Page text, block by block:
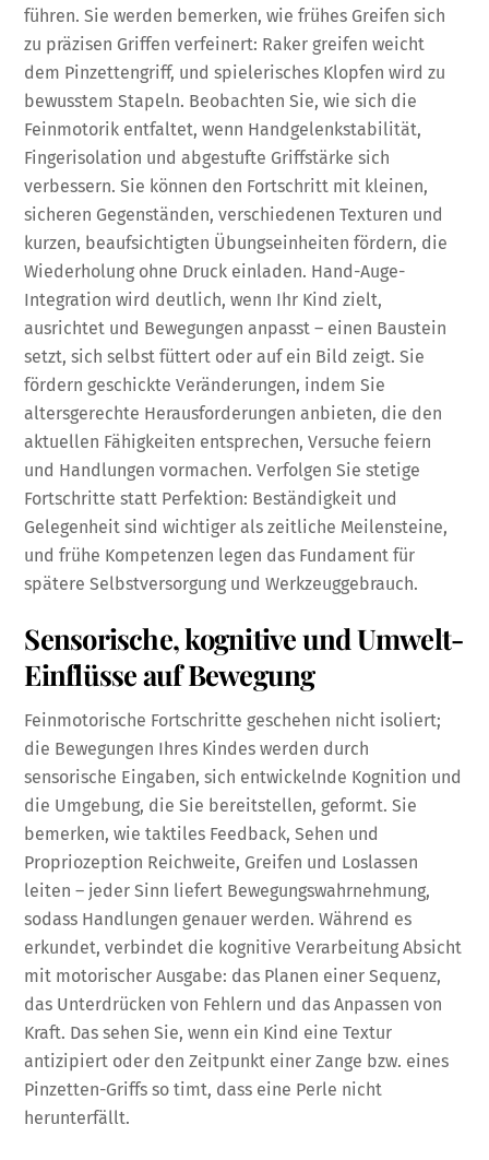
führen. Sie werden bemerken, wie frühes Greifen sich
zu präzisen Griffen verfeinert: Raker greifen weicht
dem Pinzettengriff, und spielerisches Klopfen wird zu
bewusstem Stapeln. Beobachten Sie, wie sich die
Feinmotorik entfaltet, wenn Handgelenkstabilität,
Fingerisolation und abgestufte Griffstärke sich
verbessern. Sie können den Fortschritt mit kleinen,
sicheren Gegenständen, verschiedenen Texturen und
kurzen, beaufsichtigten Übungseinheiten fördern, die
Wiederholung ohne Druck einladen. Hand-Auge-
Integration wird deutlich, wenn Ihr Kind zielt,
ausrichtet und Bewegungen anpasst – einen Baustein
setzt, sich selbst füttert oder auf ein Bild zeigt. Sie
fördern geschickte Veränderungen, indem Sie
altersgerechte Herausforderungen anbieten, die den
aktuellen Fähigkeiten entsprechen, Versuche feiern
und Handlungen vormachen. Verfolgen Sie stetige
Fortschritte statt Perfektion: Beständigkeit und
Gelegenheit sind wichtiger als zeitliche Meilensteine,
und frühe Kompetenzen legen das Fundament für
spätere Selbstversorgung und Werkzeuggebrauch.
Sensorische, kognitive und Umwelt-
Einflüsse auf Bewegung
Feinmotorische Fortschritte geschehen nicht isoliert;
die Bewegungen Ihres Kindes werden durch
sensorische Eingaben, sich entwickelnde Kognition und
die Umgebung, die Sie bereitstellen, geformt. Sie
bemerken, wie taktiles Feedback, Sehen und
Propriozeption Reichweite, Greifen und Loslassen
leiten – jeder Sinn liefert Bewegungswahrnehmung,
sodass Handlungen genauer werden. Während es
erkundet, verbindet die kognitive Verarbeitung Absicht
mit motorischer Ausgabe: das Planen einer Sequenz,
das Unterdrücken von Fehlern und das Anpassen von
Kraft. Das sehen Sie, wenn ein Kind eine Textur
antizipiert oder den Zeitpunkt einer Zange bzw. eines
Pinzetten-Griffs so timt, dass eine Perle nicht
herunterfällt.